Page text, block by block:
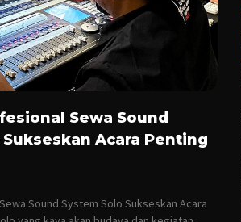
Sewa Sound
Acara Penting
Sound System Solo Sukseskan Acara